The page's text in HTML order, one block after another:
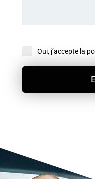
Oui, j’accepte la